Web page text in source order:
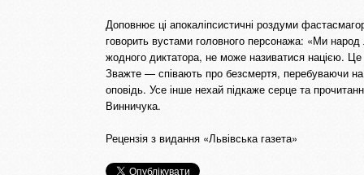
Доповнює ці апокаліпсистичні роздуми
говорить вустами головного персонажа: «Ми
жодного диктатора, не може називатися нацією.
Зважте — співають про безсмертя, перебуваючи
оповідь. Усе інше нехай підкаже серце та
Винничука.
Рецензія з видання «Львівська газета»